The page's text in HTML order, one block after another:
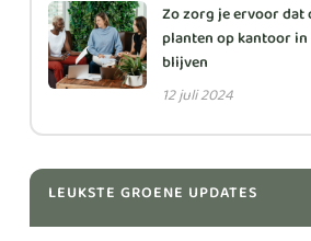
Zo zorg je ervoor dat
planten op kantoor
blijven
12 juli 2024
LEUKSTE GROENE UPDATES